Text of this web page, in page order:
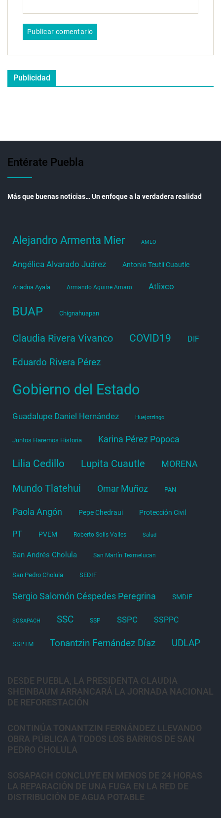
Publicidad
Entérate Puebla
Más que buenas noticias… Un enfoque a la verdadera realidad
Alejandro Armenta Mier AMLO
Angélica Alvarado Juárez Antonio Teutli Cuautle
Ariadna Ayala Armando Aguirre Amaro Atlixco
BUAP Chignahuapan
Claudia Rivera Vivanco COVID19 DIF
Eduardo Rivera Pérez
Gobierno del Estado
Guadalupe Daniel Hernández Huejotzingo
Juntos Haremos Historia Karina Pérez Popoca
Lilia Cedillo Lupita Cuautle MORENA
Mundo Tlatehui Omar Muñoz PAN
Paola Angón Pepe Chedraui Protección Civil
PT PVEM Roberto Solís Valles Salud
San Andrés Cholula San Martín Texmelucan
San Pedro Cholula SEDIF
Sergio Salomón Céspedes Peregrina SMDIF
SOSAPACH SSC SSP SSPC SSPPC
SSPTM Tonantzin Fernández Díaz UDLAP
DESDE PUEBLA, LA PRESIDENTA CLAUDIA
SHEINBAUM ARRANCARÁ LA JORNADA NACIONAL
DE REFORESTACIÓN
CONTINÚA TONANTZIN FERNÁNDEZ LLEVANDO
OBRA PÚBLICA A TODOS LOS BARRIOS DE SAN
PEDRO CHOLULA
SOSAPACH CONCLUYE EN MENOS DE 24 HORAS
LA REPARACIÓN DE UNA FUGA EN LA RED DE
DISTRIBUCIÓN DE AGUA POTABLE